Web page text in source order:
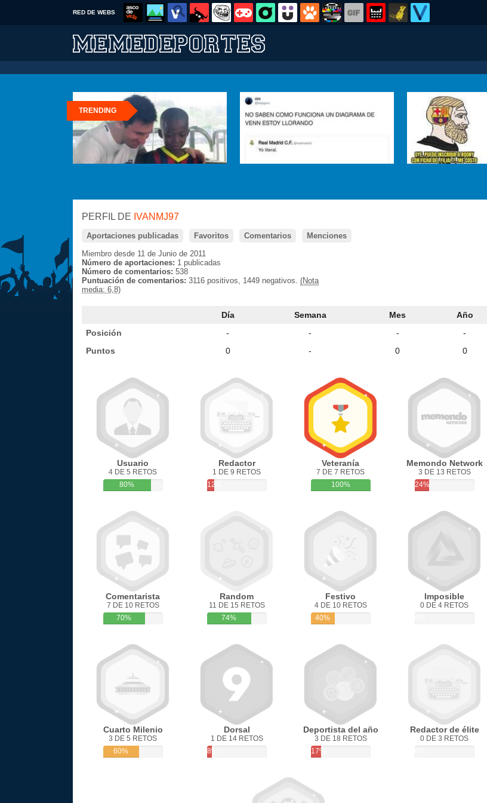
RED DE WEBS
TRENDING
PERFIL DE IVANMJ97
Aportaciones publicadas Favoritos Comentarios
Menciones
Miembro desde 11 de Junio de 2011
Número de aportaciones: 1 publicadas
Número de comentarios: 538
Puntuación de comentarios: 3116 positivos, 1449 negativos. (Nota
media: 6,8)
Día Semana Mes
Año
Posición
- - -
-
Puntos
0 - 0 0
Usuario
4 DE 5 RETOS
80%
Redactor
1 DE 9 RETOS
12%
Veteranía
7 DE 7 RETOS
100%
Memondo Network
3 DE 13 RETOS
24%
Comentarista
7 DE 10 RETOS
70%
Random
11 DE 15 RETOS
74%
Festivo
4 DE 10 RETOS
40%
Imposible
0 DE 4 RETOS
Cuarto Milenio
3 DE 5 RETOS
60%
Dorsal
1 DE 14 RETOS
8%
Deportista del año
3 DE 18 RETOS
17%
Redactor de élite
0 DE 3 RETOS